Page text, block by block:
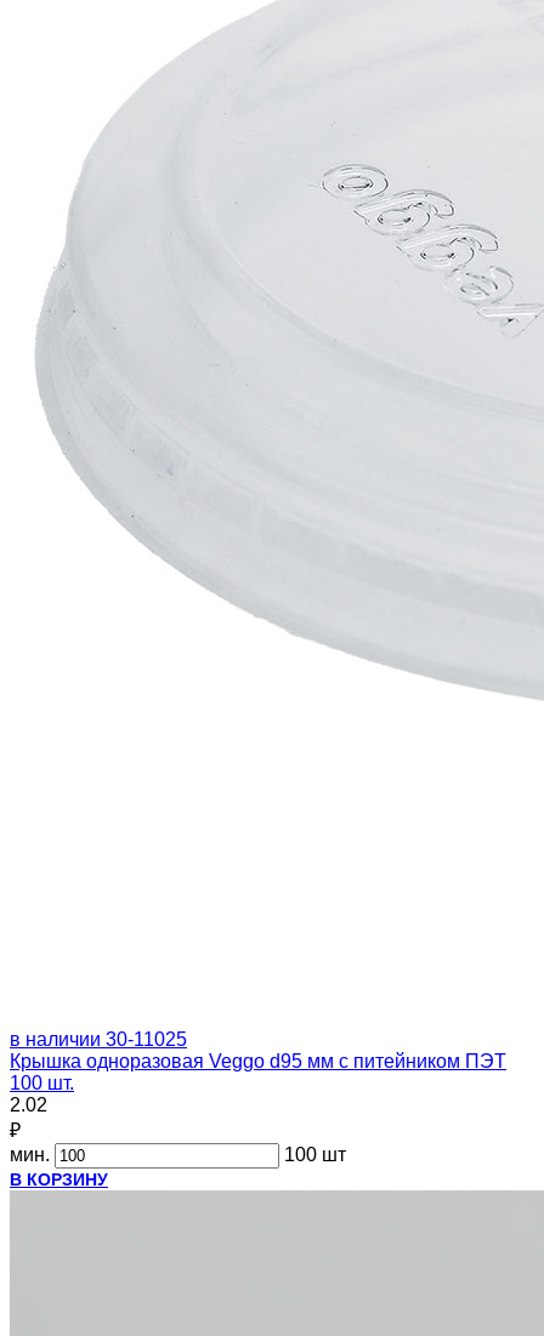
в наличии 30-11025
Крышка одноразовая Veggo d95 мм с питейником ПЭТ
100 шт.
2.02
₽
мин.
100 шт
В КОРЗИНУ